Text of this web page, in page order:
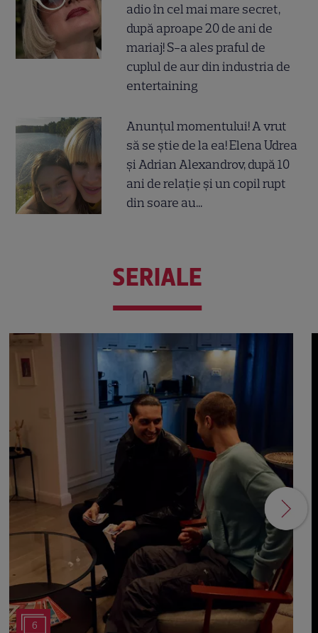
adio în cel mai mare secret,
după aproape 20 de ani de
mariaj! S-a ales praful de
cuplul de aur din industria de
entertaining
Anunțul momentului! A vrut
să se știe de la ea! Elena Udrea
și Adrian Alexandrov, după 10
ani de relație și un copil rupt
din soare au...
SERIALE
6